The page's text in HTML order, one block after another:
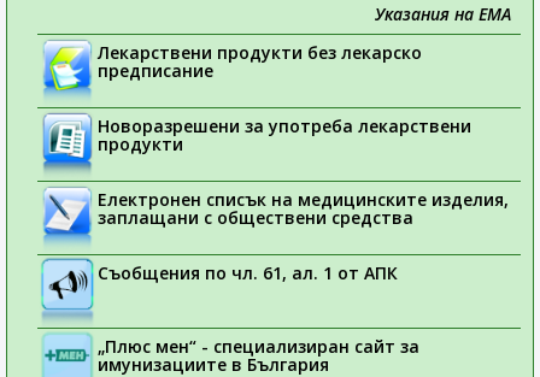
Указания на ЕМА
Лекарствени продукти без лекарско
предписание
Новоразрешени за употреба лекарствени
продукти
Електронен списък на медицинските изделия,
заплащани с обществени средства
Съобщения по чл. 61, ал. 1 от АПК
„Плюс мен“ - специализиран сайт за
имунизациите в България